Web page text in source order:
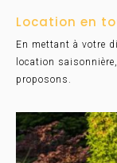
Location en
En mettant à votre
location
proposons.